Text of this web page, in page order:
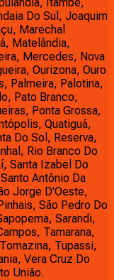
Do Sul, Joaquim
Marechal
Matelândia,
Mercedes, Nova
Ourizona, Ouro
Palmeira, Palotina,
Pato Branco,
Ponta Grossa,
Quatiguá,
Do Sol, Reserva,
Rio Branco Do
Santa Izabel Do
Antônio Da
Jorge D'Oeste,
São Pedro Do
Sarandi,
Tamarana,
Tupassi,
Vera Cruz Do
União.